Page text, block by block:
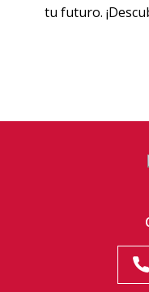
tu futuro.